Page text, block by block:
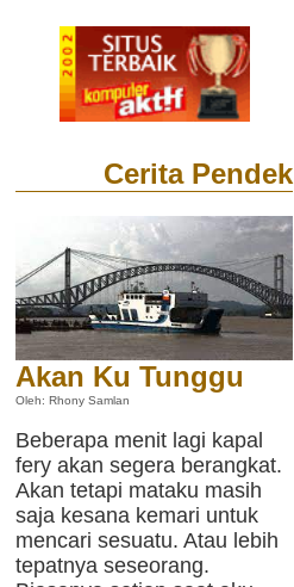
Cerita Pendek
Akan Ku Tunggu
Oleh: Rhony Samlan
Beberapa menit lagi kapal
fery akan segera berangkat.
Akan tetapi mataku masih
saja kesana kemari untuk
mencari sesuatu. Atau lebih
tepatnya seseorang.